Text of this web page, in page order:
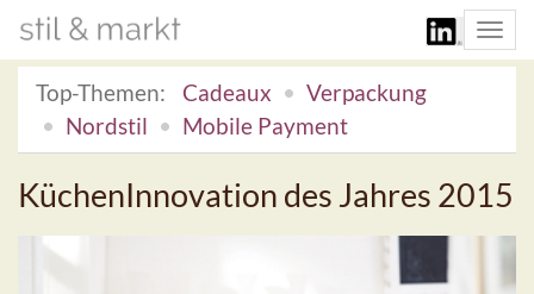
Top-Themen:
Cadeaux
Verpackung
Nordstil
Mobile Payment
KüchenInnovation des Jahres 2015